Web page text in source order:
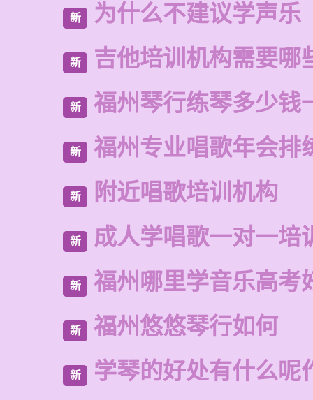
新 为什么不建议学声乐
新 吉他培训机构需要哪
新 福州琴行练琴多少钱
新 福州专业唱歌年会排
新 附近唱歌培训机构
新 成人学唱歌一对一培
新 福州哪里学音乐高考
新 福州悠悠琴行如何
新 学琴的好处有什么呢